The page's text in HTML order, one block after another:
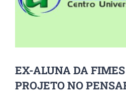
EX-ALUNA DA
PROJETO NO